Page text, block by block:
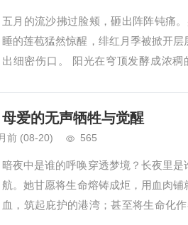
五月的流沙拂过脸颊，砸出阵阵钝痛
睡的莲苞猛然惊醒，绯红月季被掀开
出细密伤口。 阳光在穹顶发酵成浓
爱的无声牺牲与觉醒
前 (08-20) 565
暗夜中是谁的呼唤穿透梦境？长夜里
航。她甘愿将生命熔铸成炬，用血肉
血，筑起庇护的港湾；甚至将生命化